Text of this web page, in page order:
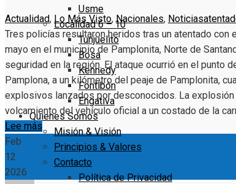
Usme
Localidad 6 – 10
Tunjuelito
Bosa
Kennedy
Fontibón
Engativa
Quienes Somos
Misión & Visión
Principios & Valores
Contacto
Política de Privacidad
Actualidad, Lo Más Visto,Nacionales, Noticias
Tres policías resultaron heridos tras un atentado
mayo en el municipio de Pamplonita, Norte de
seguridad en la región. El ataque ocurrió en el punto
Pamplona, a un kilómetro del peaje de Pamplonita,
explosivos lanzados por desconocidos. La
volcamiento del vehículo oficial a un costado de la
Lee más
Feb
12
2026